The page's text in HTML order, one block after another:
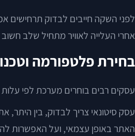
לפני השקה חייבים לבדוק תרחישים
אחרי העלייה לאוויר מתחיל שלב
בחירת פלטפורמה
עסקים רבים בוחרים מערכת לפי
עסק סיטונאי צריך לבדוק, בין
האתר באופן עצמאי, ועל האפשרות